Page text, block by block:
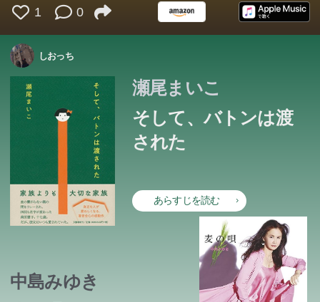
らは「名前を盗った」とどろぼう扱いまでされ、返さない
ちこちをさまよい、ついには……。 現在のいじめ問題に
も語りかける宮澤賢治の切ない名作を、原文のままに読み
やすく改編しました。
Takemoto must confront his feelings about his stepfather
Morita faces the prospect of being held back another year.
の、魔法です」 シリーズ大ヒットのベストセラー『神様
編集です。栗原一止は、信州にある２４時間３６５日営業
の本庄病院で働く内科医。本作では、医師国家試験直前の
一止とその仲間たちの友情、本庄病院の内科部長・板垣
（大狸）先生と敵対する事務長・金山弁二の不思議な交
流、研修医となり本庄病院で働くことになった一止の医師
としての葛藤と、山岳写真家である一止の妻・榛名の信念
が描かれます。ますます深度を増す「神カル」ワールドを
お楽しみください。
父と従姉妹とともに火事に遭い、ひとりだけ生き残ったも
なることを固く誓い、コンクール優勝を目指して猛レッス
ンに励む。ところが周囲で不吉な出来事が次々と起こり、
やがて殺人事件まで発生する―。第8回『このミス』大賞
受賞作品。
1 0
しおっち
瀬尾まいこ
そして、バトンは渡
された
あらすじを読む
血の繋がらない親の間をリレーされ、四回も名字が変わっ
身近な人が愛おしくなる、著者会心の感動作。
中島みゆき
した4編を一挙収録した大人気エッセイ集。文庫版では
ち充との対談も追加収録。「水曜どうでしょう」裏話や
「大泉洋の在り方」についての独白など、「大泉洋が喋っ
ているよう」と評された“饒舌なエッセイ”は爆笑必至、そ
して胸が熱くなる大泉ワールド全開の一冊。
ます。
2018年本屋大賞受賞後第一作! あのころ言葉にできなかっ
集。
れあい、親友に。やがて高校生になった2人は、雑誌の読
が、真吾だけがスターダムを駆け上がっていくことで2人
の仲は決裂してしまうが...。ステージという世界の魔法、
幻想に魅入られた幼なじみの2人の青年の愛と孤独を鮮や
かに描いた、切ない青春小説。